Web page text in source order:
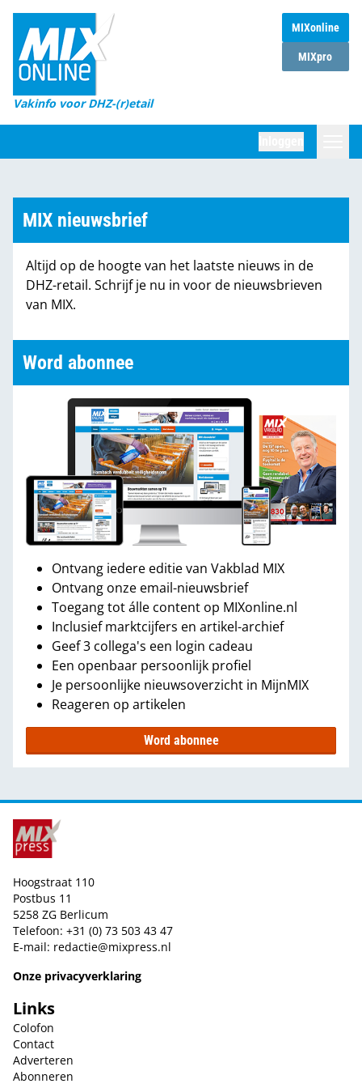
MIXonline
MIXpro
Vakinfo voor DHZ-(r)etail
Home
Magazines
DHZ Sessie
Marktcijfers
Partners
MIX nieuwsbrief
Altijd op de hoogte van het laatste nieuws in de
DHZ-retail. Schrijf je nu in voor de nieuwsbrieven
van MIX.
Word abonnee
Ontvang iedere editie van Vakblad MIX
Ontvang onze email-nieuwsbrief
Toegang tot álle content op MIXonline.nl
Inclusief marktcijfers en artikel-archief
Geef 3 collega's een login cadeau
Een openbaar persoonlijk profiel
Je persoonlijke nieuwsoverzicht in MijnMIX
Reageren op artikelen
Word abonnee
Hoogstraat 110
Postbus 11
5258 ZG Berlicum
Telefoon: +31 (0) 73 503 43 47
E-mail: redactie@mixpress.nl
Onze privacyverklaring
Links
Colofon
Contact
Adverteren
Abonneren